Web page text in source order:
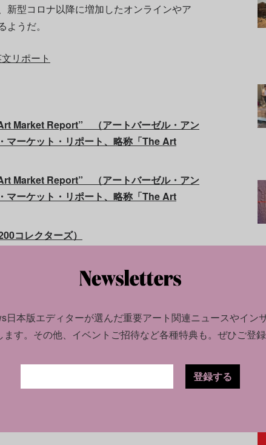
新型コロナ以降に増加したオンラインやア
うだ。
リポート
Market Report” （アートバーゼル・アン
マーケット・リポート、略称「The Art
Market Report” （アートバーゼル・アン
マーケット・リポート、略称「The Art
コレクターズ）
Report”（アートコレクター・インス
ケット・アップデート）
日本版エディターが選んだ重要アート関連ニュースやイン
す。 その他、イベントご招待など各種特典も。ぜひご登
登録する